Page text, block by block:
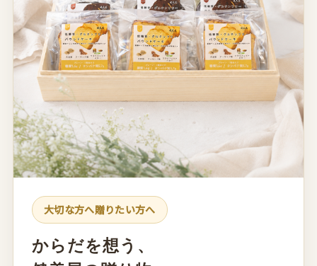
大切な方へ贈りたい方へ
からだを想う、